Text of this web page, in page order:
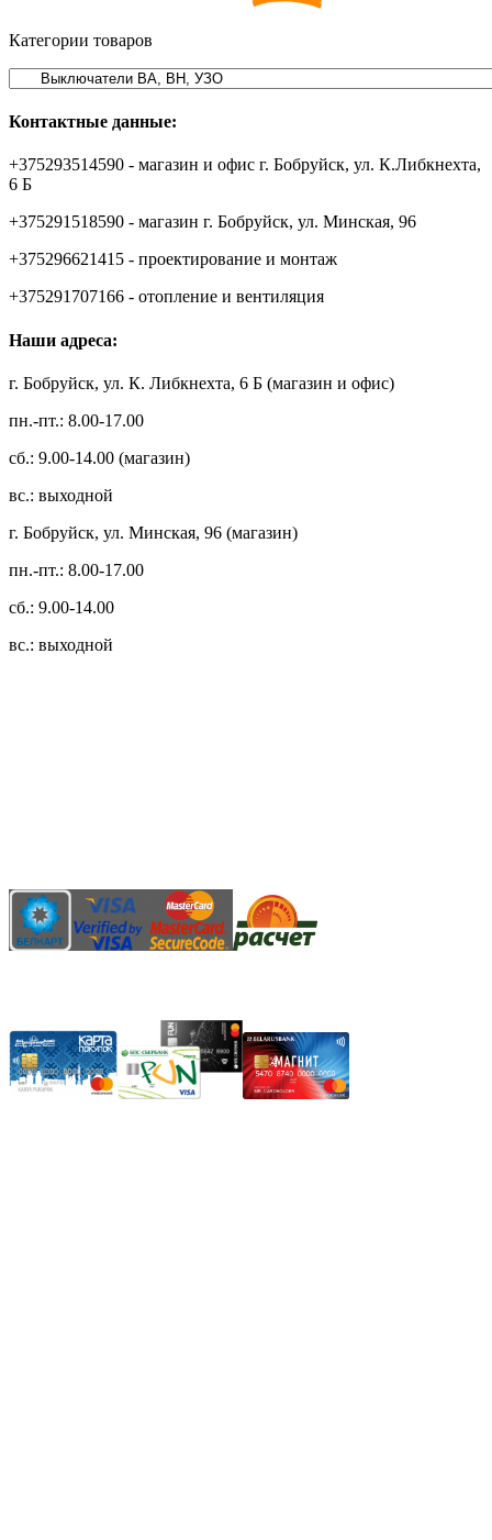
Категории товаров
Контактные данные:
+375293514590 - магазин и офис г. Бобруйск, ул. К.Либкнехта,
6 Б
+375291518590 - магазин г. Бобруйск, ул. Минская, 96
+375296621415 - проектирование и монтаж
+375291707166 - отопление и вентиляция
Наши адреса:
г. Бобруйск, ул. К. Либкнехта, 6 Б (магазин и офис)
пн.-пт.: 8.00-17.00
сб.: 9.00-14.00 (магазин)
вс.: выходной
г. Бобруйск, ул. Минская, 96 (магазин)
пн.-пт.: 8.00-17.00
сб.: 9.00-14.00
вс.: выходной